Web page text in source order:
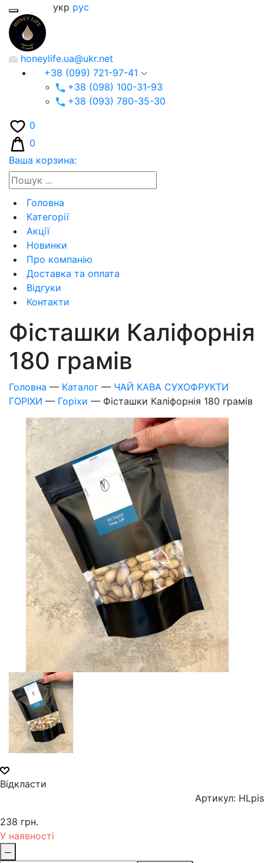
укр рус
honeylife.ua@ukr.net
+38 (099) 721-97-41
+38 (098) 100-31-93
+38 (093) 780-35-30
0
0
Ваша корзина:
Головна
Категорії
Акції
Новинки
Про компанію
Доставка та оплата
Відгуки
Контакти
Фісташки Каліфорнія
180 грамів
Головна — Каталог — ЧАЙ КАВА СУХОФРУКТИ
ГОРІХИ — Горіхи — Фісташки Каліфорнія 180 грамів
Відкласти
Артикул: HLpis
238 грн.
У наявності